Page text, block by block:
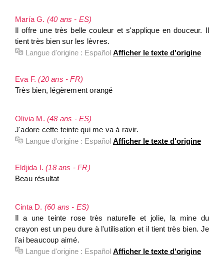
María G. (40 ans - ES)
Il offre une très belle couleur et s'applique en douceur. Il
tient très bien sur les lèvres.
Langue d'origine : Español Afficher le texte d'origine
Eva F.(20 ans - FR)
Très bien, légèrement orangé
Olivia M. (48 ans - ES)
J'adore cette teinte qui me va à ravir.
Langue d'origine : Español Afficher le texte d'origine
Eldjida I.(18 ans - FR)
Beau résultat
Cinta D. (60 ans - ES)
Il a une teinte rose très naturelle et jolie, la mine du
crayon est un peu dure à l'utilisation et il tient très bien. Je
l'ai beaucoup aimé.
Langue d'origine : Español Afficher le texte d'origine